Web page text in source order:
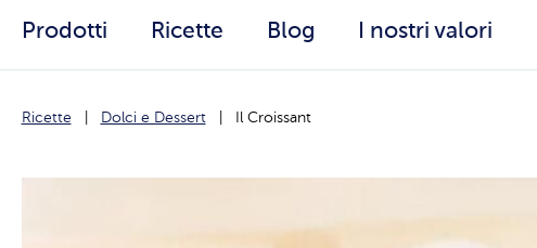
Prodotti Ricette Blog I nostri valori
Ricette Dolci e Dessert Il Croissant